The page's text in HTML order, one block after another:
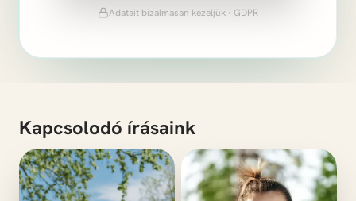
Adatait bizalmasan kezeljük · GDPR
Kapcsolodó írásaink